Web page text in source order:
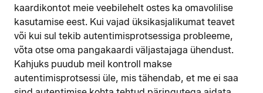
kaardikontot meie veebilehelt ostes ka omavolilise
kasutamise eest. Kui vajad üksikasjalikumat teavet
või kui sul tekib autentimisprotsessiga probleeme,
võta otse oma pangakaardi väljastajaga ühendust.
Kahjuks puudub meil kontroll makse
autentimisprotsessi üle, mis tähendab, et me ei saa